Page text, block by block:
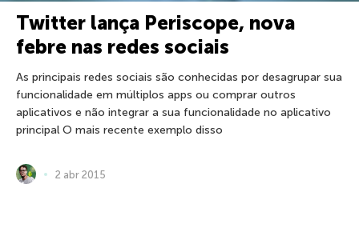
Twitter lança Periscope, nova
febre nas redes sociais
As principais redes sociais são conhecidas por desagrupar sua
funcionalidade em múltiplos apps ou comprar outros
aplicativos e não integrar a sua funcionalidade no aplicativo
principal O mais recente exemplo disso
2 abr 2015